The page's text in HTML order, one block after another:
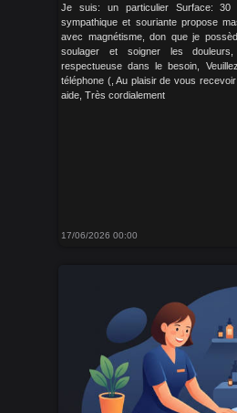
Je suis: un particulier Surface: 30
sympathique et souriante propose
avec magnétisme, don que je
soulager et soigner les
respectueuse dans le besoin,
téléphone (, Au plaisir de vous
aide, Très cordialement
17/06/2026 00:00